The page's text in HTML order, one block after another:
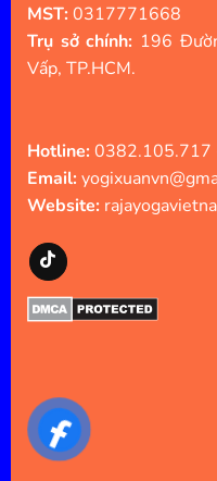
MST:0317771668
Trụ sở chính: 196
Vấp, TP.HCM.
Hotline:
Email:
Website: